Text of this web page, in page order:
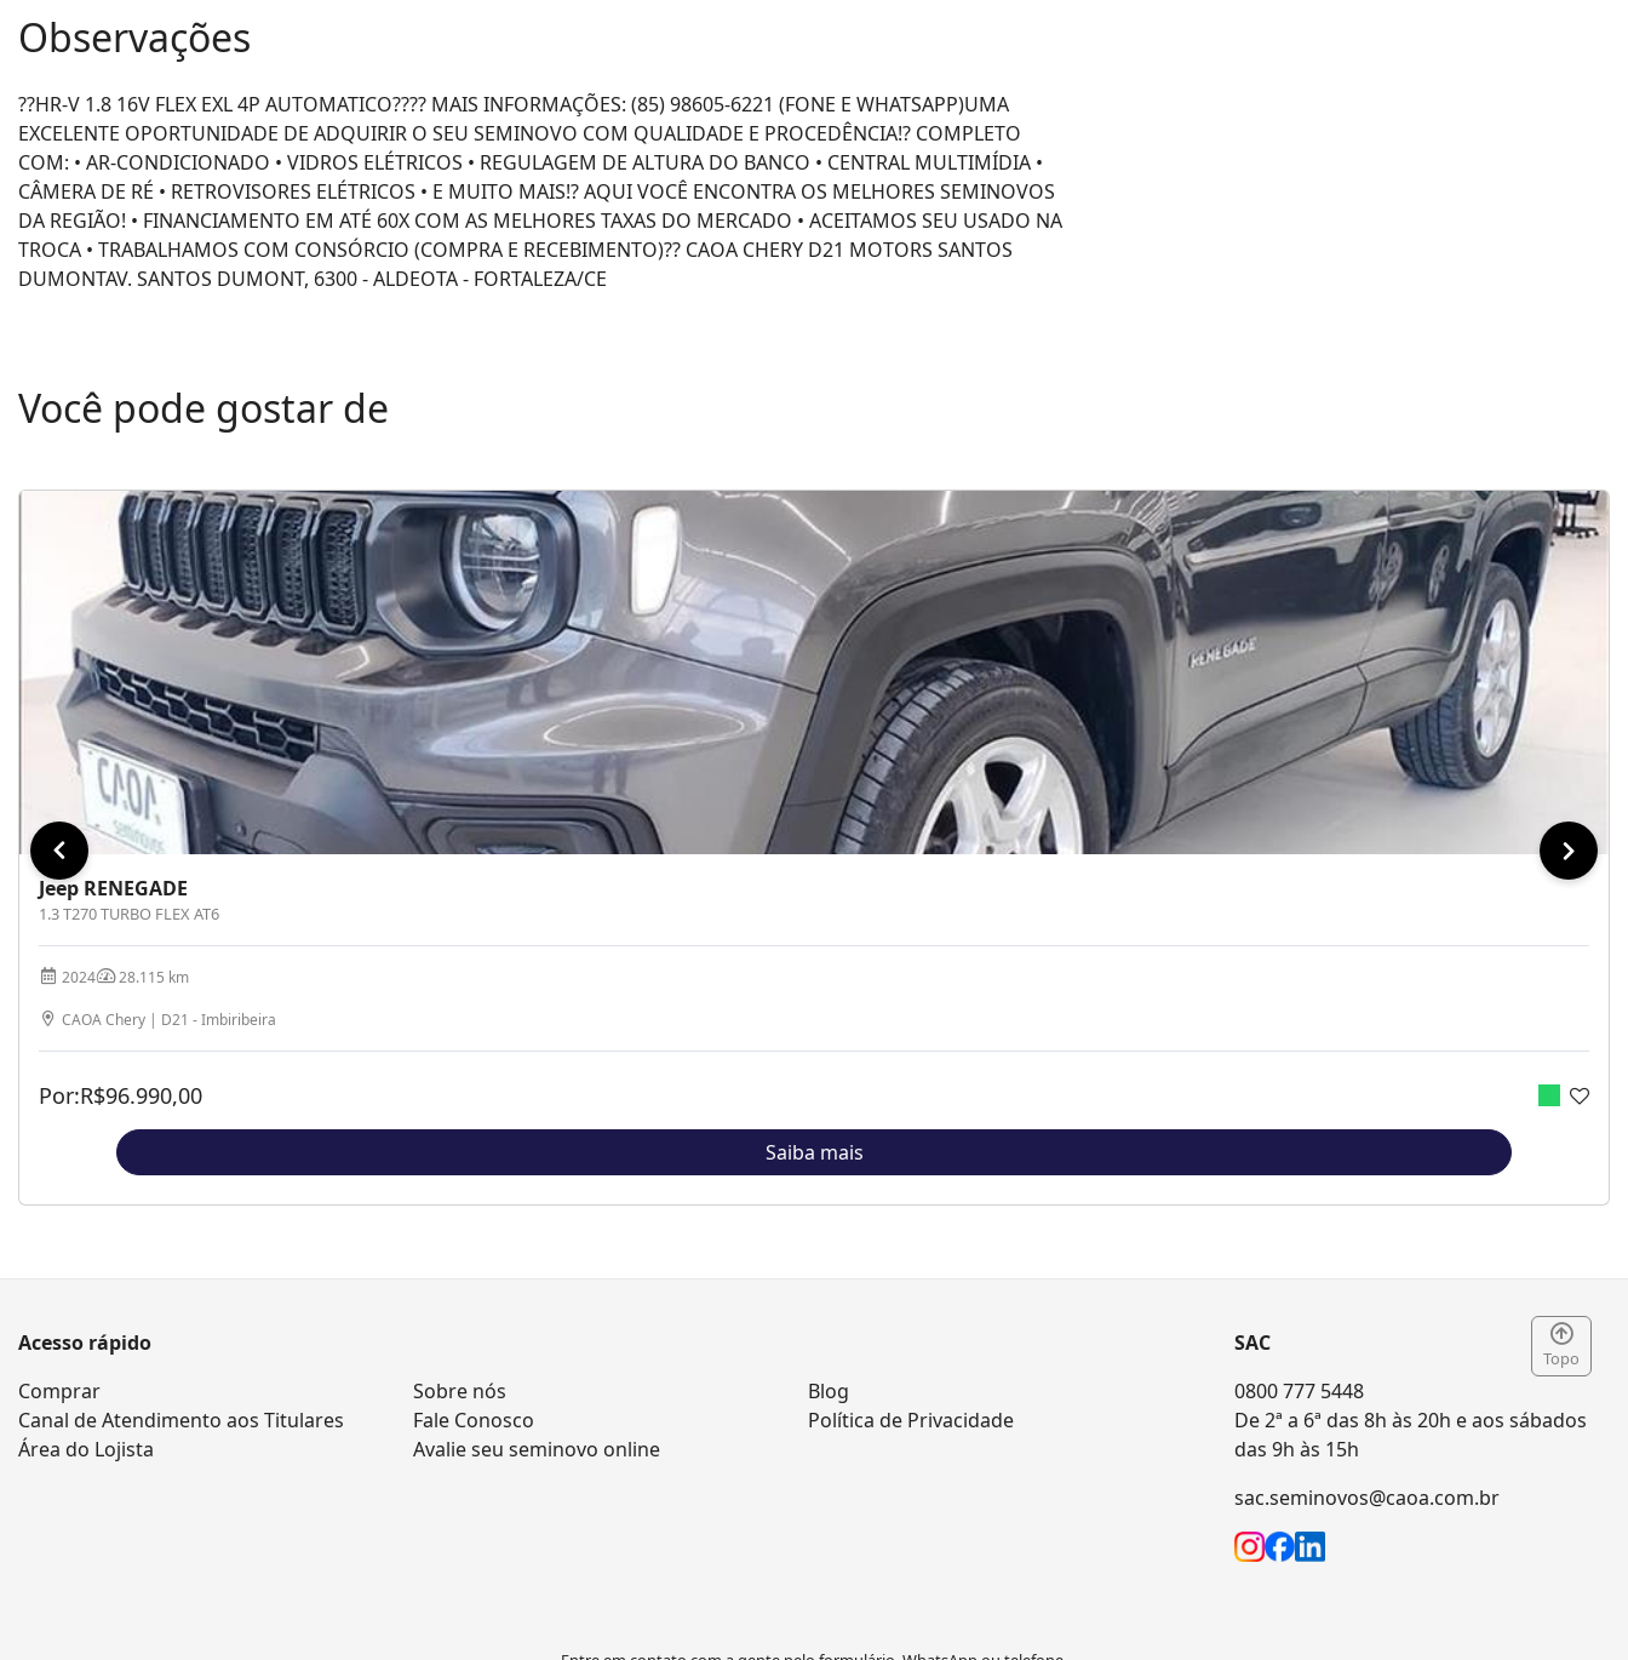
Observações
??HR-V 1.8 16V FLEX EXL 4P AUTOMATICO???? MAIS INFORMAÇÕES: (85) 98605-6221 (FONE E WHATSAPP)UMA
EXCELENTE OPORTUNIDADE DE ADQUIRIR O SEU SEMINOVO COM QUALIDADE E PROCEDÊNCIA!? COMPLETO
COM: • AR-CONDICIONADO • VIDROS ELÉTRICOS • REGULAGEM DE ALTURA DO BANCO • CENTRAL MULTIMÍDIA •
CÂMERA DE RÉ • RETROVISORES ELÉTRICOS • E MUITO MAIS!? AQUI VOCÊ ENCONTRA OS MELHORES SEMINOVOS
DA REGIÃO! • FINANCIAMENTO EM ATÉ 60X COM AS MELHORES TAXAS DO MERCADO • ACEITAMOS SEU USADO NA
TROCA • TRABALHAMOS COM CONSÓRCIO (COMPRA E RECEBIMENTO)?? CAOA CHERY D21 MOTORS SANTOS
DUMONTAV. SANTOS DUMONT, 6300 - ALDEOTA - FORTALEZA/CE
Você pode gostar de
Jeep RENEGADE
1.3 T270 TURBO FLEX AT6
2024 28.115 km
CAOA Chery | D21 - Imbiribeira
Por:R$96.990,00
Saiba mais
Topo
Acesso rápido
Comprar
Sobre nós
Blog
Canal de Atendimento aos Titulares
Fale Conosco
Política de Privacidade
Área do Lojista
Avalie seu seminovo online
SAC
0800 777 5448
De 2ª a 6ª das 8h às 20h e aos sábados
das 9h às 15h
sac.seminovos@caoa.com.br